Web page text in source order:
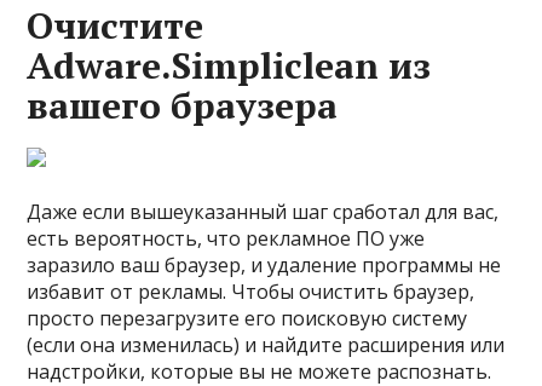
Очистите
Adware.Simpliclean из
вашего браузера
Даже если вышеуказанный шаг сработал для вас,
есть вероятность, что рекламное ПО уже
заразило ваш браузер, и удаление программы не
избавит от рекламы. Чтобы очистить браузер,
просто перезагрузите его поисковую систему
(если она изменилась) и найдите расширения или
надстройки, которые вы не можете распознать.